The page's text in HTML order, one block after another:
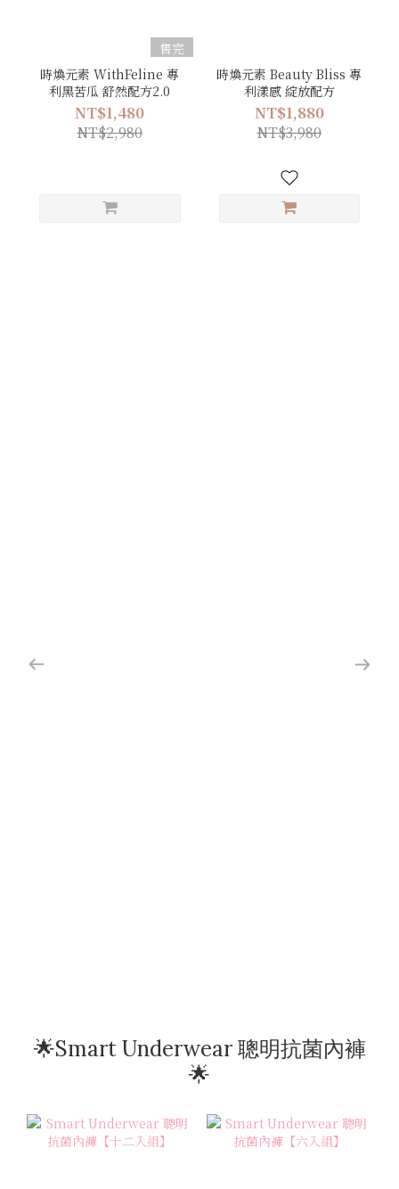
售完
時煥元素 WithFeline 專
利黑苦瓜 舒然配方2.0
NT$1,480
NT$2,980
時煥元素 Beauty Bliss 專
利漾感 綻放配方
NT$1,880
NT$3,980
🌟Smart Underwear 聰明抗菌內褲
🌟